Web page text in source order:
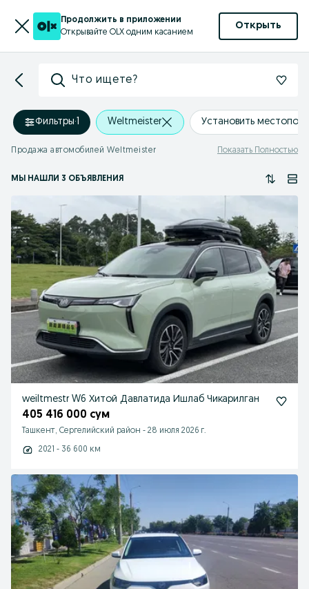
Продолжить в приложении
Открывайте OLX одним касанием
Открыть
Что ищете?
Фильтры·1 Weltmeister Установить
Продажа автомобилей Weltmeister Показать Полностью
МЫ НАШЛИ 3 ОБЪЯВЛЕНИЯ
weiltmestr W6 Хитой Давлатида Ишлаб Чикарилган
405 416 000 сум
Ташкент, Сергелийский район - 28 июля 2026 г.
2021 - 36 600 км